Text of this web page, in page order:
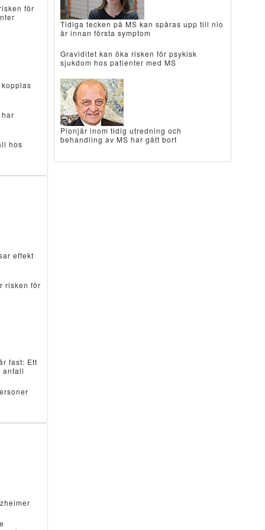
för
hos
effekt
risken för
fast: Ett
anfall
Tidiga tecken på MS kan spåras upp till nio
år innan första symptom
Graviditet kan öka risken för psykisk
sjukdom hos patienter med MS
Pionjär inom tidig utredning och
behandling av MS har gått bort